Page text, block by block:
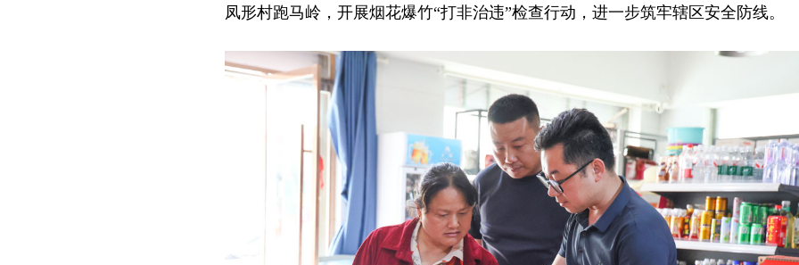
凤形村跑马岭，开展烟花爆竹“打非治违”检查行动，进一步筑牢辖区安全防线。